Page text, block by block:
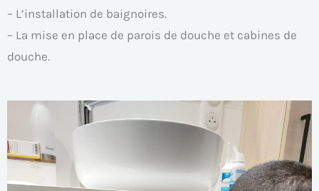
– L’installation de baignoires.
– La mise en place de parois de douche et cabines de
douche.